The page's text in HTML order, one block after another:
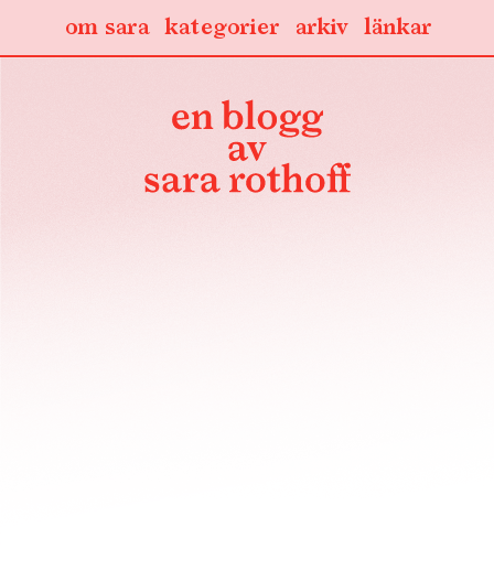
länkar
arkiv
kategorier
om sara